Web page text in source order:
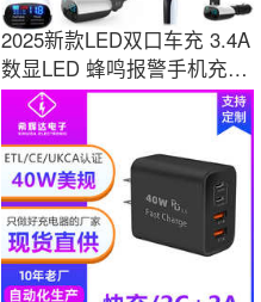
2025新款LED双口车充 3.4A
数显LED 蜂鸣报警手机充电
器 工厂